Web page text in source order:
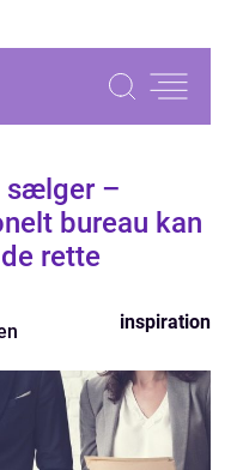
sælger –
bureau kan
rette
inspiration